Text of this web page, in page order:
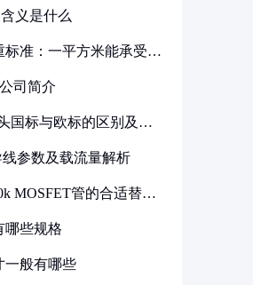
义是什么
标准：一平方米能承受多
司简介
国标与欧标的区别及其
线参数及载流量解析
MOSFET管的合适替代
哪些规格
一般有哪些